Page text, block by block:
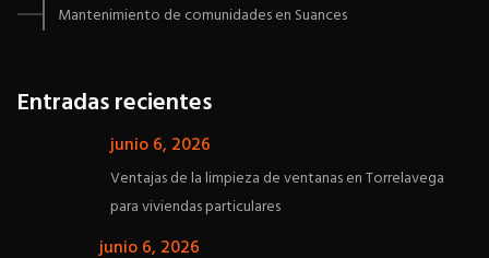
Mantenimiento de comunidades en Suances
Entradas recientes
junio 6, 2026
Ventajas de la limpieza de ventanas en Torrelavega
para viviendas particulares
junio 6, 2026